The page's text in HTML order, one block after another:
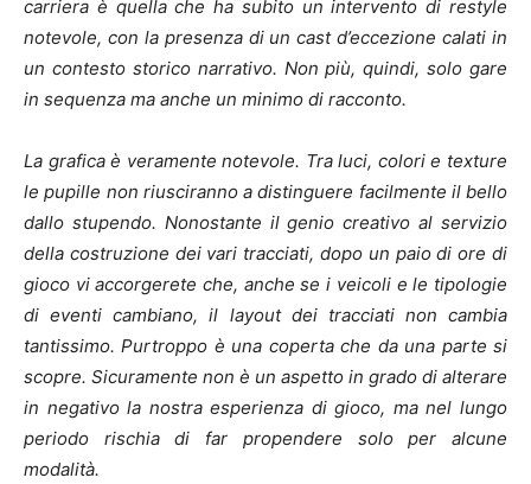
carriera è quella che ha subito un intervento di restyle
notevole, con la presenza di un cast d’eccezione calati in
un contesto storico narrativo. Non più, quindi, solo gare
in sequenza ma anche un minimo di racconto.
La grafica è veramente notevole. Tra luci, colori e texture
le pupille non riusciranno a distinguere facilmente il bello
dallo stupendo. Nonostante il genio creativo al servizio
della costruzione dei vari tracciati, dopo un paio di ore di
gioco vi accorgerete che, anche se i veicoli e le tipologie
di eventi cambiano, il layout dei tracciati non cambia
tantissimo. Purtroppo è una coperta che da una parte si
scopre. Sicuramente non è un aspetto in grado di alterare
in negativo la nostra esperienza di gioco, ma nel lungo
periodo rischia di far propendere solo per alcune
modalità.